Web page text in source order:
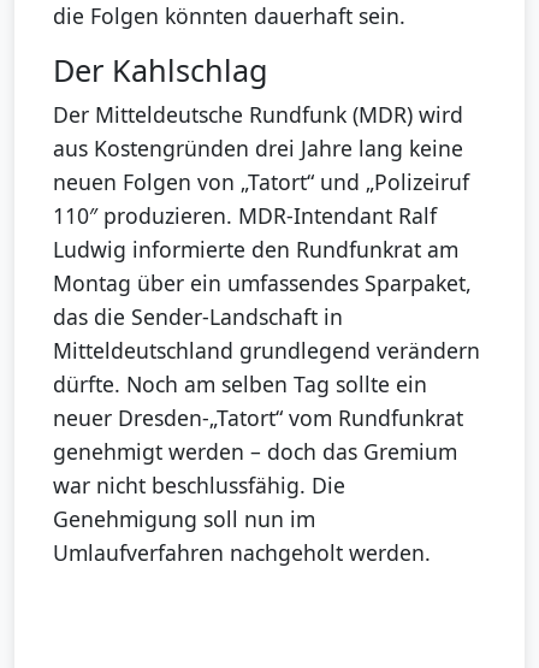
die Folgen könnten dauerhaft sein.
Der Kahlschlag
Der Mitteldeutsche Rundfunk (MDR) wird
aus Kostengründen drei Jahre lang keine
neuen Folgen von „Tatort“ und „Polizeiruf
110″ produzieren. MDR-Intendant Ralf
Ludwig informierte den Rundfunkrat am
Montag über ein umfassendes Sparpaket,
das die Sender-Landschaft in
Mitteldeutschland grundlegend verändern
dürfte. Noch am selben Tag sollte ein
neuer Dresden-„Tatort“ vom Rundfunkrat
genehmigt werden – doch das Gremium
war nicht beschlussfähig. Die
Genehmigung soll nun im
Umlaufverfahren nachgeholt werden.